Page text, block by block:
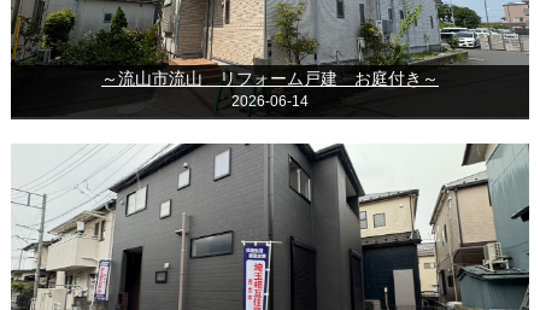
～流山市流山 リフォーム戸建 お庭付き～
2026-06-14